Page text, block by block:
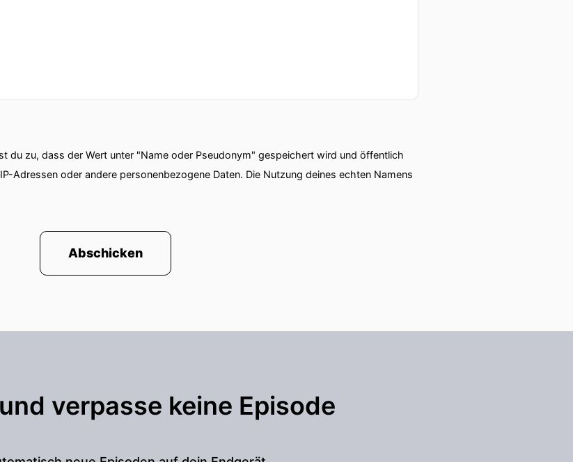
du zu, dass der Wert unter "Name oder Pseudonym" gespeichert wird und öffentlich
Adressen oder andere personenbezogene Daten. Die Nutzung deines echten Namens
Abschicken
verpasse keine Episode